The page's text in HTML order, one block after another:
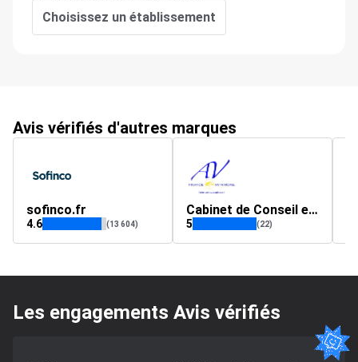
Choisissez un établissement
Avis vérifiés d'autres marques
sofinco.fr
4.6 (13 604)
Cabinet de Conseil en Gestion et Stratégies Patrimoniales
5 (22)
Les engagements Avis vérifiés